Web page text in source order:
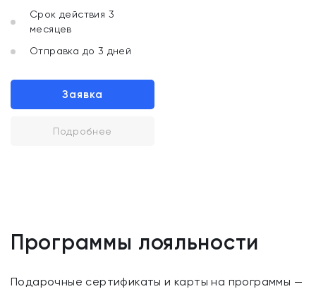
Срок действия 3
месяцев
Отправка до 3 дней
Заявка
Подробнее
Программы лояльности
Подарочные сертификаты и карты на программы —